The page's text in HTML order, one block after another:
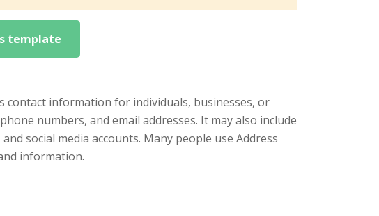
template
contact information for individuals, businesses, or
numbers, and email addresses. It may also include
social media accounts. Many people use Address
information.